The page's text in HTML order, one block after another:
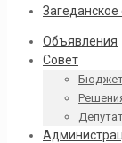
Загеданское
Объявления
Совет